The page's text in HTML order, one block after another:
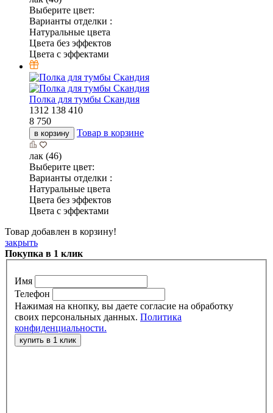
Выберите цвет:
Варианты отделки :
Натуральные цвета
Цвета без эффектов
Цвета с эффектами
Полка для тумбы Скандия
1312 138 410
8 750
в корзину Товар в корзине
лак (46)
Выберите цвет:
Варианты отделки :
Натуральные цвета
Цвета без эффектов
Цвета с эффектами
Товар добавлен в корзину!
закрыть
Покупка в 1 клик
Имя
Телефон
Нажимая на кнопку, вы даете согласие на обработку
своих персональных данных. Политика
конфиденциальности.